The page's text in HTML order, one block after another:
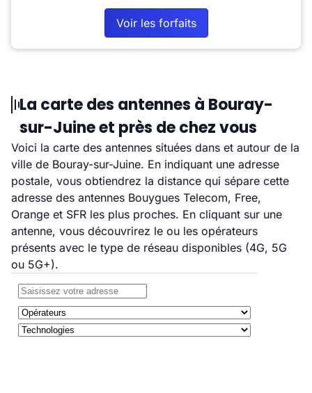
Voir les forfaits
La carte des antennes à Bouray-
sur-Juine et près de chez vous
Voici la carte des antennes situées dans et autour de la
ville de Bouray-sur-Juine. En indiquant une adresse
postale, vous obtiendrez la distance qui sépare cette
adresse des antennes Bouygues Telecom, Free,
Orange et SFR les plus proches. En cliquant sur une
antenne, vous découvrirez le ou les opérateurs
présents avec le type de réseau disponibles (4G, 5G
ou 5G+).